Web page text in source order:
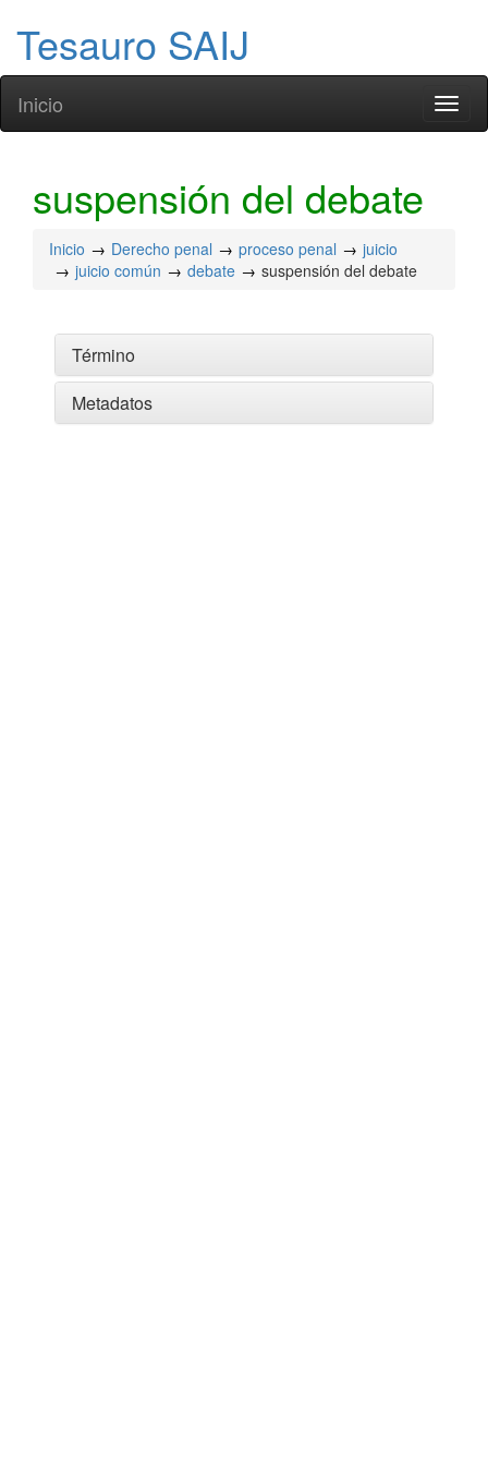
Tesauro SAIJ
Inicio
suspensión del debate
Inicio Derecho penal proceso penal
juicio
juicio común
debate suspensión del debate
Término
Metadatos